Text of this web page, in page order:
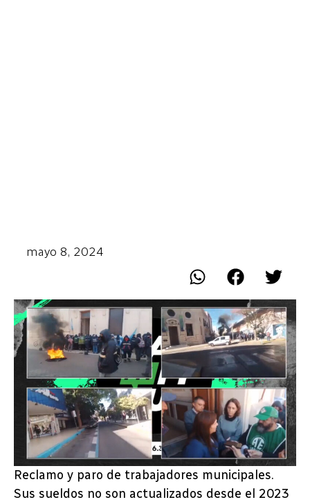
mayo 8, 2024
Reclamo y paro de trabajadores municipales.
Sus sueldos no son actualizados desde el 2023